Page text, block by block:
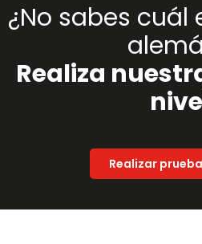
¿No sabes cuál
Realiza
Realizar